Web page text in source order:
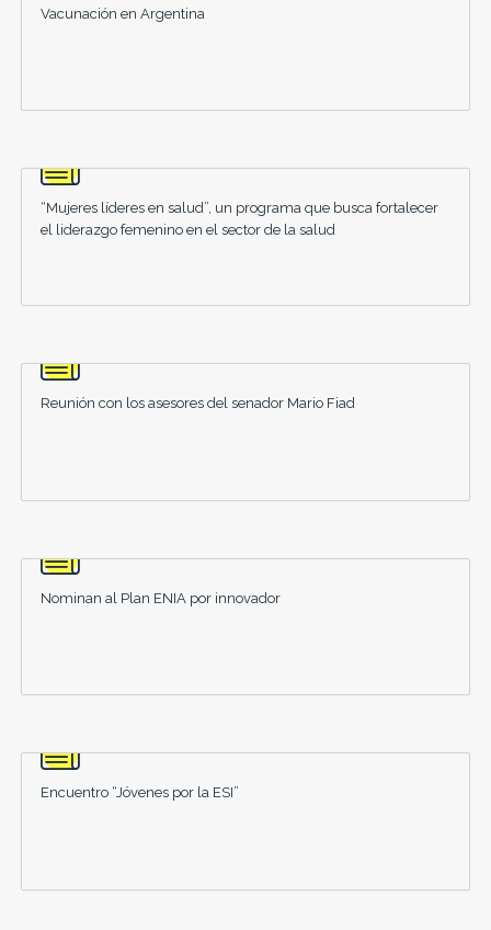
Vacunación en Argentina
“Mujeres líderes en salud”, un programa que busca fortalecer
el liderazgo femenino en el sector de la salud
Reunión con los asesores del senador Mario Fiad
Nominan al Plan ENIA por innovador
Encuentro “Jóvenes por la ESI”